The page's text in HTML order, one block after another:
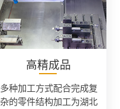
高精成品
多种加工方式配合完成复
杂的零件结构加工为湖北